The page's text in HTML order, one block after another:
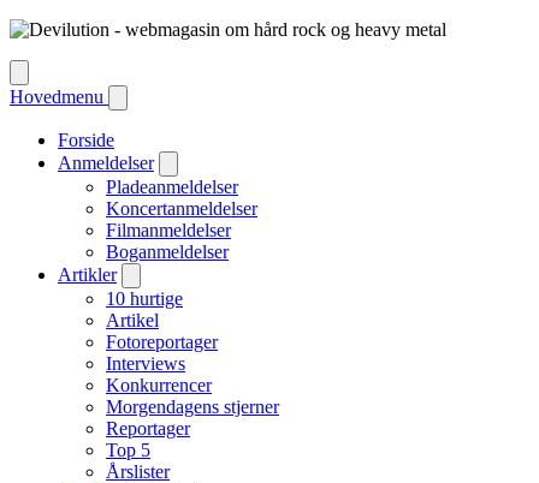
Hovedmenu
Forside
Anmeldelser
Pladeanmeldelser
Koncertanmeldelser
Filmanmeldelser
Boganmeldelser
Artikler
10 hurtige
Artikel
Fotoreportager
Interviews
Konkurrencer
Morgendagens stjerner
Reportager
Top 5
Årslister